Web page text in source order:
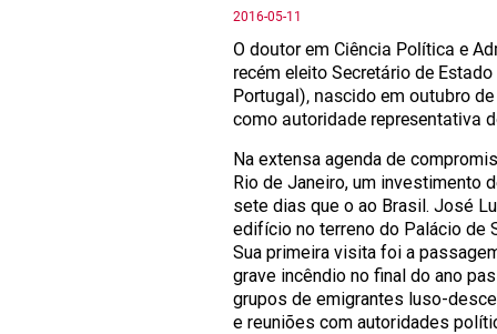
2016-05-11
O doutor em Ciência Política e
recém eleito Secretário de
Portugal), nascido em outubro
como autoridade representativa
Na extensa agenda de
Rio de Janeiro, um investimento
sete dias que o ao Brasil. José
edifício no terreno do Palácio de
Sua primeira visita foi a
grave incêndio no final do ano
grupos de emigrantes luso-
e reuniões com autoridades